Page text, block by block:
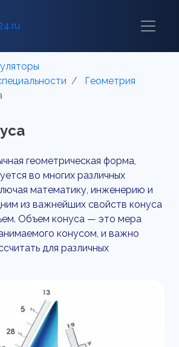
Геометрия
геометрическая форма,
во многих различных
математику, инженерию и
из важнейших свойств конуса
Объем конуса — это мера
конусом, и важно
для различных